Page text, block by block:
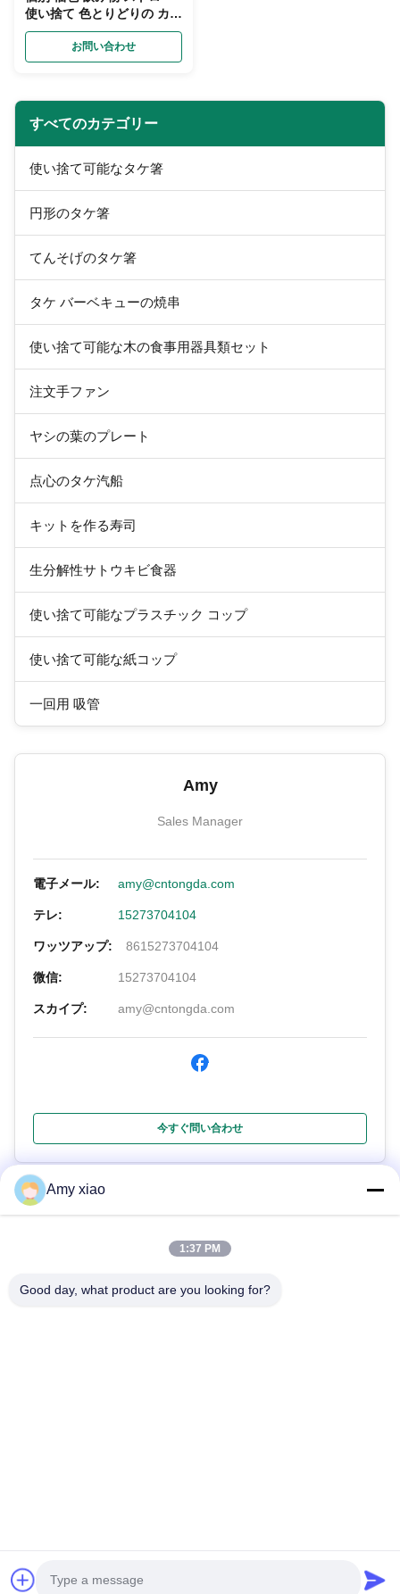
使い捨て 色とりどりの カス
タム 食品 グレード 素材
お問い合わせ
すべてのカテゴリー
使い捨て可能なタケ箸
円形のタケ箸
てんそげのタケ箸
タケ バーベキューの焼串
使い捨て可能な木の食事用器具類セット
注文手ファン
ヤシの葉のプレート
点心のタケ汽船
キットを作る寿司
生分解性サトウキビ食器
使い捨て可能なプラスチック コップ
使い捨て可能な紙コップ
一回用 吸管
Amy
Sales Manager
電子メール: amy@cntongda.com
テレ: 15273704104
ワッツアップ: 8615273704104
微信: 15273704104
スカイプ: amy@cntongda.com
今すぐ問い合わせ
TECHNOLOGY CO.,LTD. 無断複写・転載を禁じます。
Amy xiao
1:37 PM
Good day, what product are you looking for?